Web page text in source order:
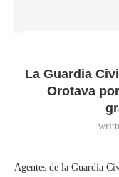
La Guardia
Orotava
Agentes de la Guardia